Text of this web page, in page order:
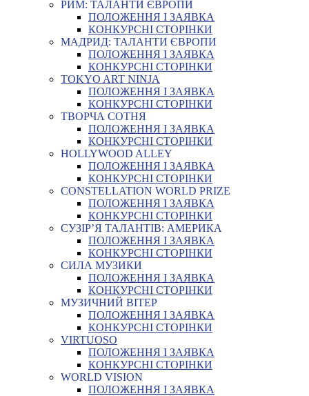
РИМ: ТАЛАНТИ ЄВРОПИ
ПОЛОЖЕННЯ І ЗАЯВКА
КОНКУРСНІ СТОРІНКИ
МАДРИД: ТАЛАНТИ ЄВРОПИ
ПОЛОЖЕННЯ І ЗАЯВКА
КОНКУРСНІ СТОРІНКИ
TOKYO ART NINJA
ПОЛОЖЕННЯ І ЗАЯВКА
КОНКУРСНІ СТОРІНКИ
ТВОРЧА СОТНЯ
ПОЛОЖЕННЯ І ЗАЯВКА
КОНКУРСНІ СТОРІНКИ
HOLLYWOOD ALLEY
ПОЛОЖЕННЯ І ЗАЯВКА
КОНКУРСНІ СТОРІНКИ
CONSTELLATION WORLD PRIZE
ПОЛОЖЕННЯ І ЗАЯВКА
КОНКУРСНІ СТОРІНКИ
СУЗІР’Я ТАЛАНТІВ: АМЕРИКА
ПОЛОЖЕННЯ І ЗАЯВКА
КОНКУРСНІ СТОРІНКИ
СИЛА МУЗИКИ
ПОЛОЖЕННЯ І ЗАЯВКА
КОНКУРСНІ СТОРІНКИ
МУЗИЧНИЙ ВІТЕР
ПОЛОЖЕННЯ І ЗАЯВКА
КОНКУРСНІ СТОРІНКИ
VIRTUOSO
ПОЛОЖЕННЯ І ЗАЯВКА
КОНКУРСНІ СТОРІНКИ
WORLD VISION
ПОЛОЖЕННЯ І ЗАЯВКА